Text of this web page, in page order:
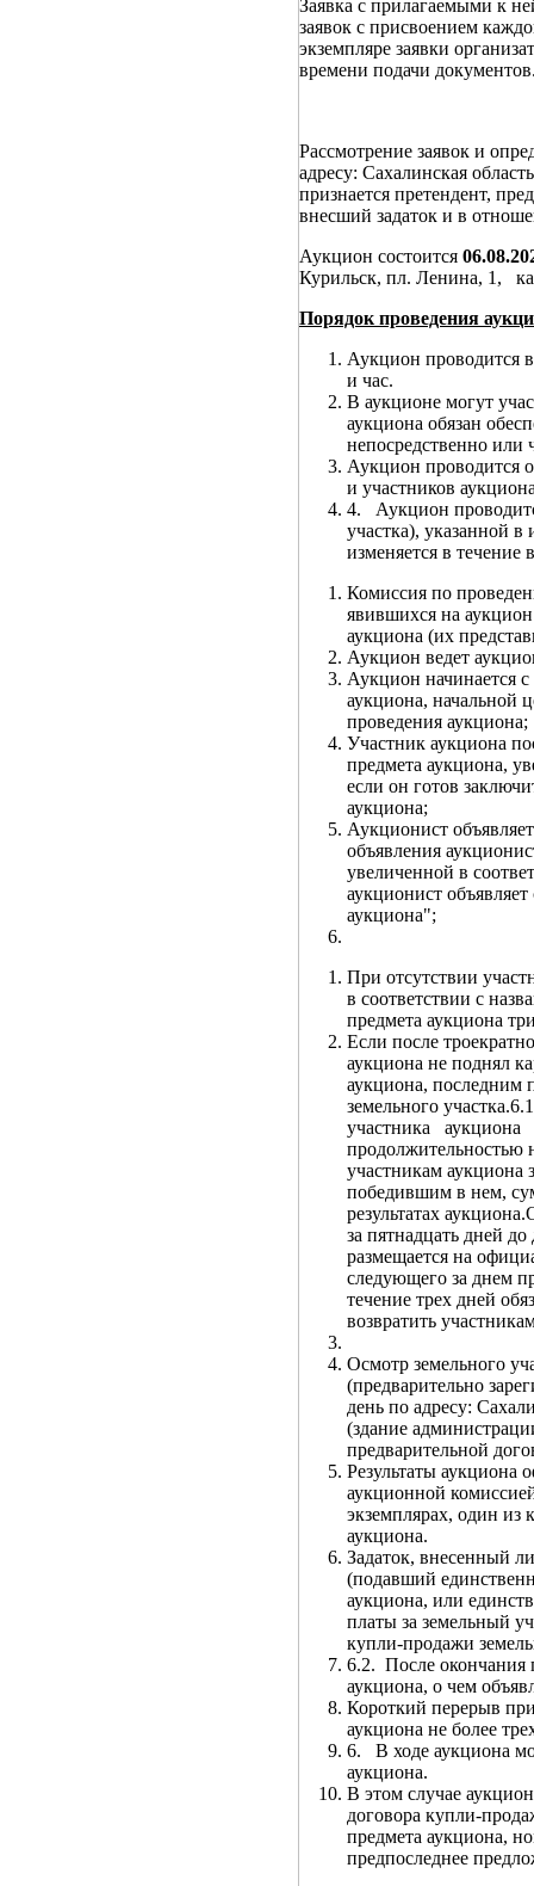
Заявка с прилагаемыми к
заявок с присвоением
экземпляре заявки
времени подачи
Рассмотрение заявок и
адресу: Сахалинская
признается претендент,
внесший задаток и в
Аукцион состоится
Курильск, пл. Ленина, 1,
Порядок проведения
Аукцион проводится
и час.
В аукционе могут
аукциона обязан
непосредственно или
Аукцион проводится
и участников
4. Аукцион
участка), указанной
изменяется в течение
Комиссия по
явившихся на
аукциона (их
Аукцион ведет
Аукцион начинается
аукциона, начальной
проведения аукциона;
Участник аукциона
предмета аукциона,
если он готов
аукциона;
Аукционист
объявления
увеличенной в
аукционист
аукциона";
При отсутствии
в соответствии с
предмета аукциона
Если после
аукциона не поднял
аукциона, последним
земельного
участника
продолжительностью
участникам аукциона
победившим в нем,
результатах
за пятнадцать дней
размещается на
следующего за днем
течение трех дней
возвратить
Осмотр земельного
(предварительно
день по адресу:
(здание
предварительной
Результаты аукциона
аукционной
экземплярах, один из
аукциона.
Задаток, внесенный
(подавший
аукциона, или
платы за земельный
купли-продажи
6.2. После окончания
аукциона, о чем
Короткий перерыв
аукциона не более
6. В ходе аукциона
аукциона.
В этом случае
договора купли-
предмета аукциона,
предпоследнее